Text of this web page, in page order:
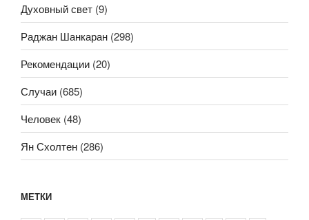
Духовный свет (9)
Раджан Шанкаран (298)
Рекомендации (20)
Случаи (685)
Человек (48)
Ян Схолтен (286)
МЕТКИ